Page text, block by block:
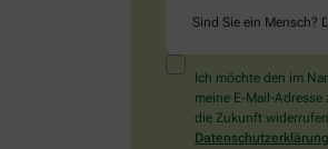
Sind Sie ein Mensch?
Ich möchte den im
meine E-Mail-
die Zukunft
Datenschutzerklärung